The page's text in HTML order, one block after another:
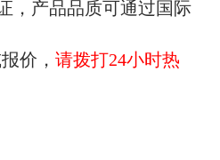
，产品品质可通过国际
价， 请拨打24小时热